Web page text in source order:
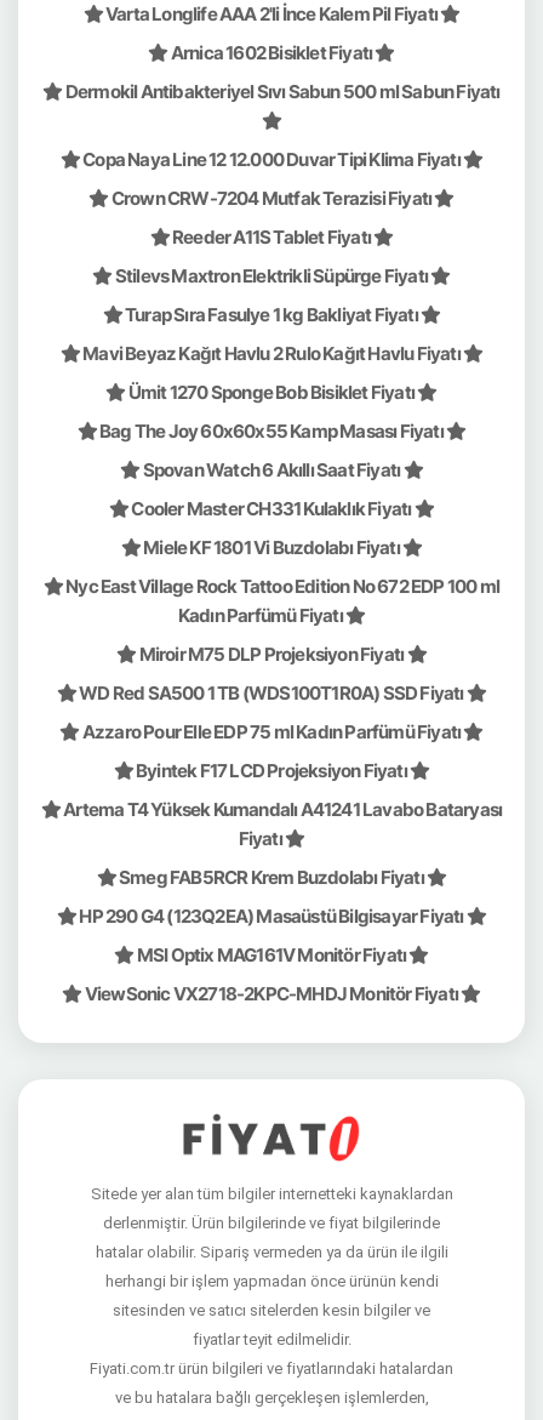
Varta Longlife AAA 2'li İnce Kalem Pil Fiyatı
Arnica 1602 Bisiklet Fiyatı
Dermokil Antibakteriyel Sıvı Sabun 500 ml Sabun Fiyatı
Copa Naya Line 12 12.000 Duvar Tipi Klima Fiyatı
Crown CRW-7204 Mutfak Terazisi Fiyatı
Reeder A11S Tablet Fiyatı
Stilevs Maxtron Elektrikli Süpürge Fiyatı
Turap Sıra Fasulye 1 kg Bakliyat Fiyatı
Mavi Beyaz Kağıt Havlu 2 Rulo Kağıt Havlu Fiyatı
Ümit 1270 Sponge Bob Bisiklet Fiyatı
Bag The Joy 60x60x55 Kamp Masası Fiyatı
Spovan Watch 6 Akıllı Saat Fiyatı
Cooler Master CH331 Kulaklık Fiyatı
Miele KF 1801 Vi Buzdolabı Fiyatı
Nyc East Village Rock Tattoo Edition No 672 EDP 100 ml
Kadın Parfümü Fiyatı
Miroir M75 DLP Projeksiyon Fiyatı
WD Red SA500 1 TB (WDS100T1R0A) SSD Fiyatı
Azzaro Pour Elle EDP 75 ml Kadın Parfümü Fiyatı
Byintek F17 LCD Projeksiyon Fiyatı
Artema T4 Yüksek Kumandalı A41241 Lavabo Bataryası
Fiyatı
Smeg FAB5RCR Krem Buzdolabı Fiyatı
HP 290 G4 (123Q2EA) Masaüstü Bilgisayar Fiyatı
MSI Optix MAG161V Monitör Fiyatı
ViewSonic VX2718-2KPC-MHDJ Monitör Fiyatı
Sitede yer alan tüm bilgiler internetteki kaynaklardan
derlenmiştir. Ürün bilgilerinde ve fiyat bilgilerinde
hatalar olabilir. Sipariş vermeden ya da ürün ile ilgili
herhangi bir işlem yapmadan önce ürünün kendi
sitesinden ve satıcı sitelerden kesin bilgiler ve
fiyatlar teyit edilmelidir.
Fiyati.com.tr ürün bilgileri ve fiyatlarındaki hatalardan
ve bu hatalara bağlı gerçekleşen işlemlerden,